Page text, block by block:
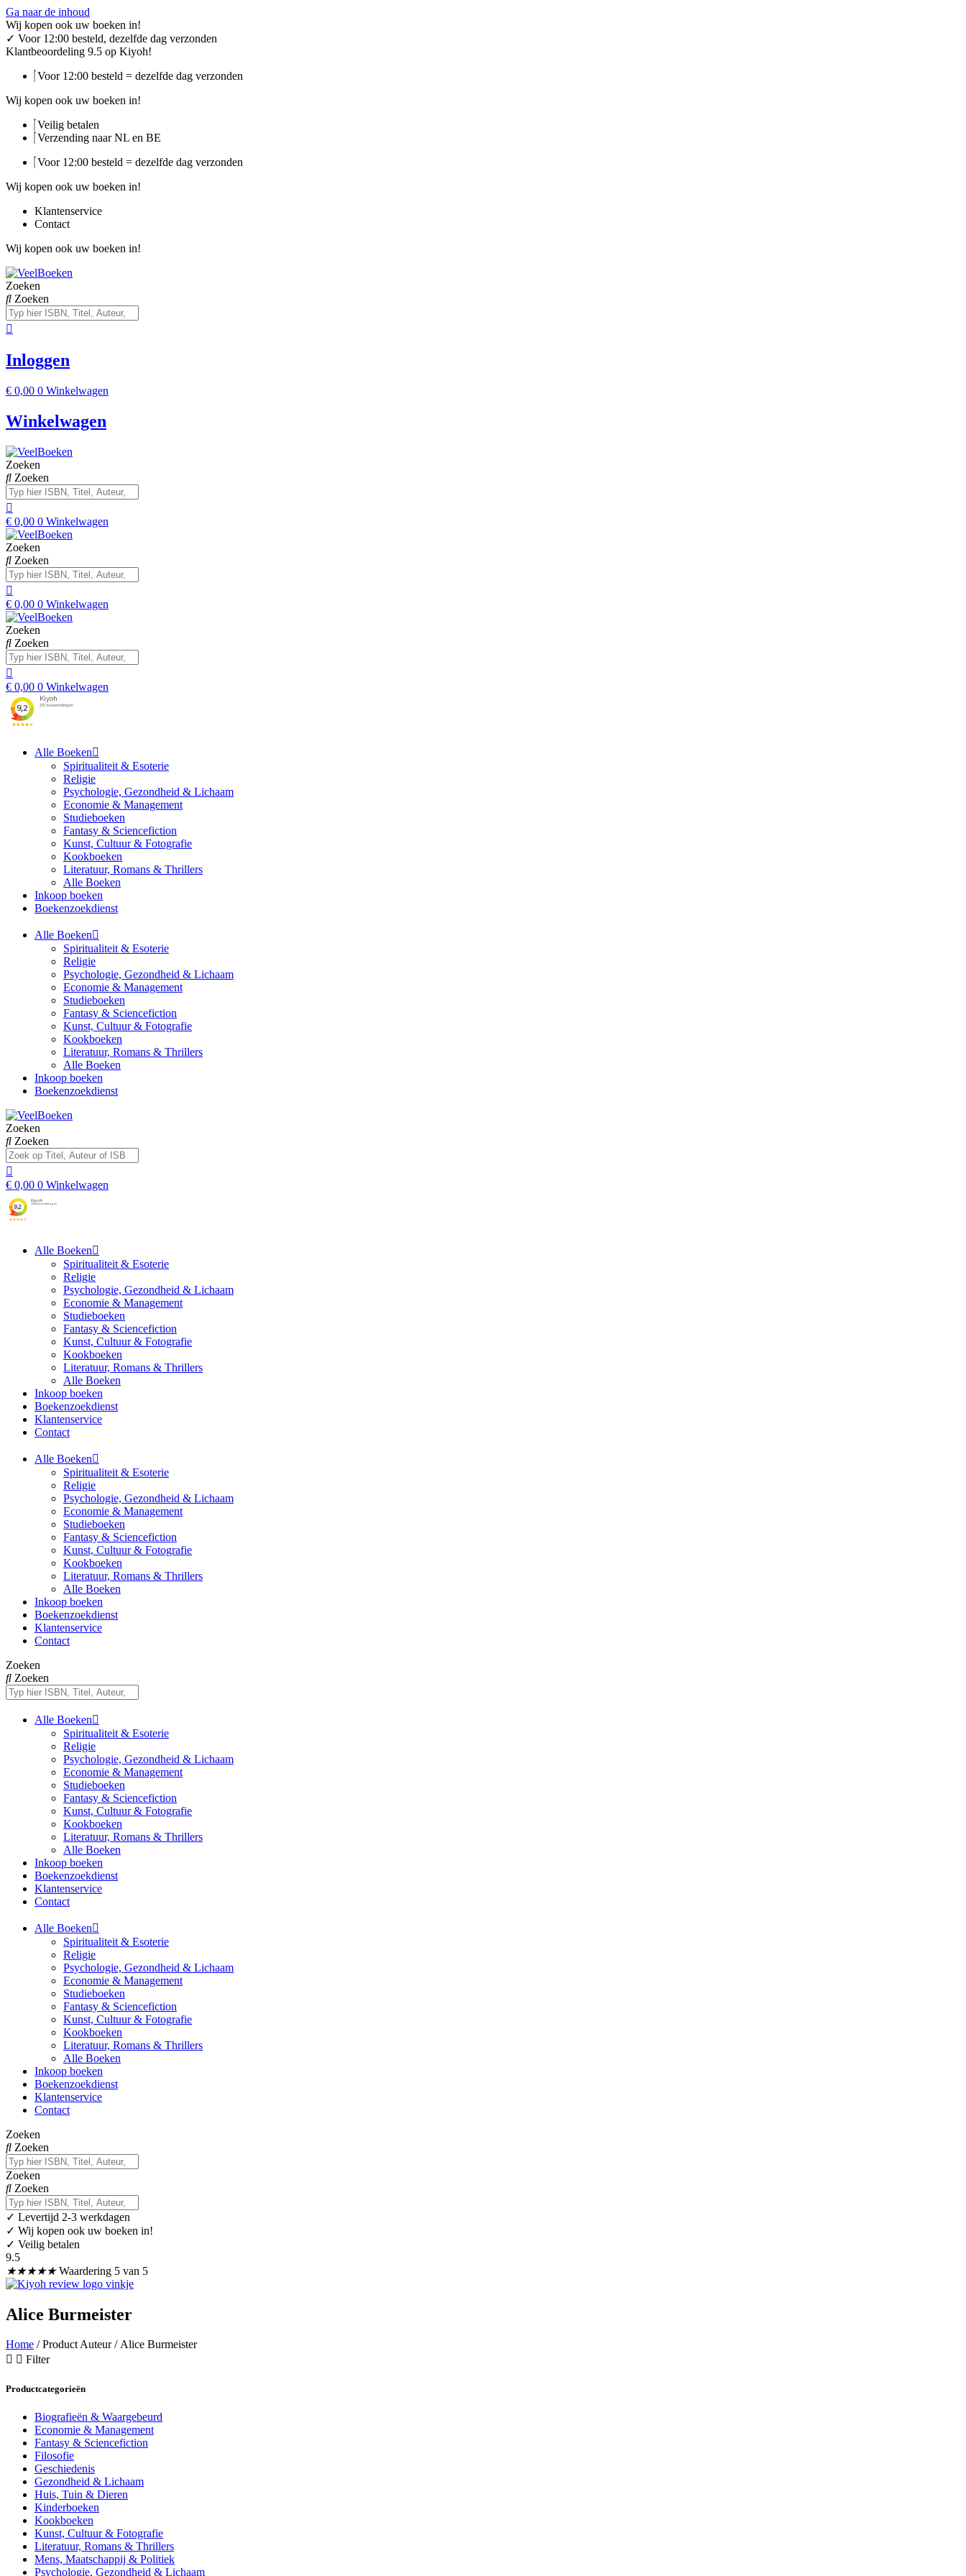
Ga naar de inhoud
Wij kopen ook uw boeken in!
✓ Voor 12:00 besteld, dezelfde dag verzonden
Klantbeoordeling 9.5 op Kiyoh!
Voor 12:00 besteld = dezelfde dag verzonden
Wij kopen ook uw boeken in!
Veilig betalen
Verzending naar NL en BE
Voor 12:00 besteld = dezelfde dag verzonden
Wij kopen ook uw boeken in!
Klantenservice
Contact
Wij kopen ook uw boeken in!
Zoeken
Zoeken
Inloggen
€ 0,00 0 Winkelwagen
Winkelwagen
Zoeken
Zoeken
€ 0,00 0 Winkelwagen
Zoeken
Zoeken
€ 0,00 0 Winkelwagen
Zoeken
Zoeken
€ 0,00 0 Winkelwagen
Alle Boeken
Spiritualiteit & Esoterie
Religie
Psychologie, Gezondheid & Lichaam
Economie & Management
Studieboeken
Fantasy & Sciencefiction
Kunst, Cultuur & Fotografie
Kookboeken
Literatuur, Romans & Thrillers
Alle Boeken
Inkoop boeken
Boekenzoekdienst
Alle Boeken
Spiritualiteit & Esoterie
Religie
Psychologie, Gezondheid & Lichaam
Economie & Management
Studieboeken
Fantasy & Sciencefiction
Kunst, Cultuur & Fotografie
Kookboeken
Literatuur, Romans & Thrillers
Alle Boeken
Inkoop boeken
Boekenzoekdienst
Zoeken
Zoeken
€ 0,00 0 Winkelwagen
Alle Boeken
Spiritualiteit & Esoterie
Religie
Psychologie, Gezondheid & Lichaam
Economie & Management
Studieboeken
Fantasy & Sciencefiction
Kunst, Cultuur & Fotografie
Kookboeken
Literatuur, Romans & Thrillers
Alle Boeken
Inkoop boeken
Boekenzoekdienst
Klantenservice
Contact
Alle Boeken
Spiritualiteit & Esoterie
Religie
Psychologie, Gezondheid & Lichaam
Economie & Management
Studieboeken
Fantasy & Sciencefiction
Kunst, Cultuur & Fotografie
Kookboeken
Literatuur, Romans & Thrillers
Alle Boeken
Inkoop boeken
Boekenzoekdienst
Klantenservice
Contact
Zoeken
Zoeken
Alle Boeken
Spiritualiteit & Esoterie
Religie
Psychologie, Gezondheid & Lichaam
Economie & Management
Studieboeken
Fantasy & Sciencefiction
Kunst, Cultuur & Fotografie
Kookboeken
Literatuur, Romans & Thrillers
Alle Boeken
Inkoop boeken
Boekenzoekdienst
Klantenservice
Contact
Alle Boeken
Spiritualiteit & Esoterie
Religie
Psychologie, Gezondheid & Lichaam
Economie & Management
Studieboeken
Fantasy & Sciencefiction
Kunst, Cultuur & Fotografie
Kookboeken
Literatuur, Romans & Thrillers
Alle Boeken
Inkoop boeken
Boekenzoekdienst
Klantenservice
Contact
Zoeken
Zoeken
Zoeken
Zoeken
✓ Levertijd 2-3 werkdagen
✓ Wij kopen ook uw boeken in!
✓ Veilig betalen
9.5
★★★★★ Waardering 5 van 5
Alice Burmeister
Home / Product Auteur / Alice Burmeister
Filter
Productcategorieën
Biografieën & Waargebeurd
Economie & Management
Fantasy & Sciencefiction
Filosofie
Geschiedenis
Gezondheid & Lichaam
Huis, Tuin & Dieren
Kinderboeken
Kookboeken
Kunst, Cultuur & Fotografie
Literatuur, Romans & Thrillers
Mens, Maatschappij & Politiek
Psychologie, Gezondheid & Lichaam